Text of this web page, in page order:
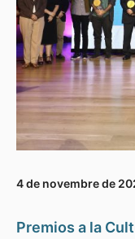
4 de novembre de
Premios a la